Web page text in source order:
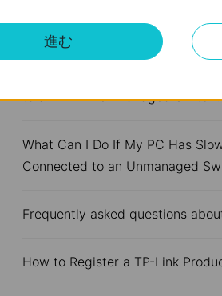
Unmanaged Switch?
to a TP-Link Unmanaged Switch?
What Can I Do If My PC Has
Connected to an Unmanaged
Frequently asked questions
How to Register a TP-Link
進む